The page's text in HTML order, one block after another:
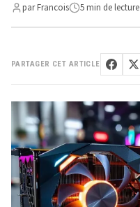
par Francois 5 min de lecture
PARTAGER CET ARTICLE